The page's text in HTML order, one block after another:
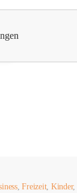
,Freizeit, Kinder,